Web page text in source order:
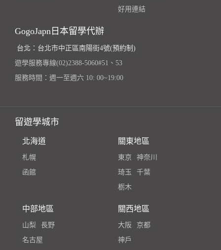
好用連結
GogoJapn日本留學代辦
台北：台北市中正區南陽街4號(預約制)
遊學服務專線(02)2388-5060#51、53
服務時間：週一至週六 10: 00~19:00
留遊學城市
北海道
札幌
函館
關東地區
東京
神奈川
琦玉
千葉
栃木
中部地區
山梨
長野
名古屋
關西地區
大阪
京都
神戶